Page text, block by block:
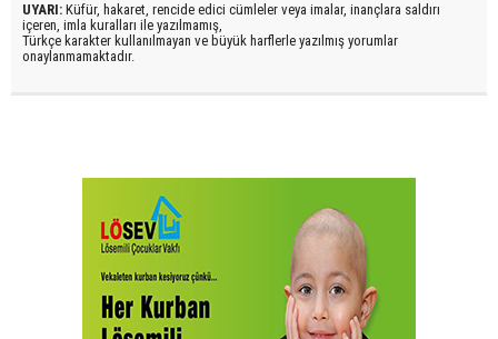
UYARI: Küfür, hakaret, rencide edici cümleler veya imalar, inançlara saldırı
içeren, imla kuralları ile yazılmamış,
Türkçe karakter kullanılmayan ve büyük harflerle yazılmış yorumlar
onaylanmamaktadır.